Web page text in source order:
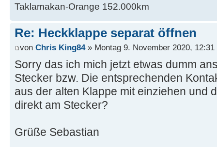
Taklamakan-Orange 152.000km
Re: Heckklappe separat öffnen
von Chris King84» Montag 9. November 2020, 12:31
Sorry das ich mich jetzt etwas dumm
Stecker bzw. Die entsprechenden
aus der alten Klappe mit einziehen und
direkt am Stecker?
Grüße Sebastian